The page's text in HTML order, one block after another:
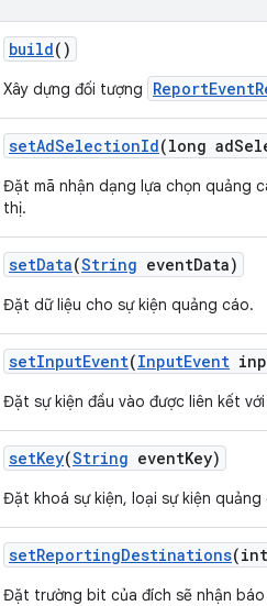
build()
Xây dựng đối tượng
setAdSelectionId(long ad
Đặt mã nhận dạng lựa chọn quảng
thị.
setData(String eventData)
Đặt dữ liệu cho sự kiện quảng cáo.
setInputEvent(InputEvent
Đặt sự kiện đầu vào được liên kết
setKey(String eventKey)
Đặt khoá sự kiện, loại sự kiện
setReportingDestinations
Đặt trường bit của đích sẽ nhận